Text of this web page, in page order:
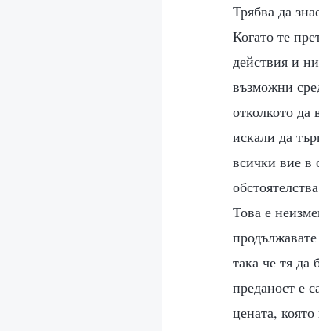
Трябва да
Когато те
действия и
възможни
отколкото да
искали да
всички вие в
Това е
така че тя да
преданост е
цената,